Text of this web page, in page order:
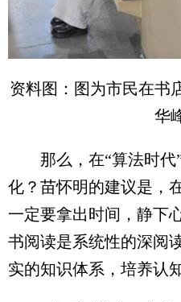
资料图：图为市民在书
华
那么，在“算法时代”
化？苗怀明的建议是，
一定要拿出时间，静下
书阅读是系统性的深阅
实的知识体系，培养认